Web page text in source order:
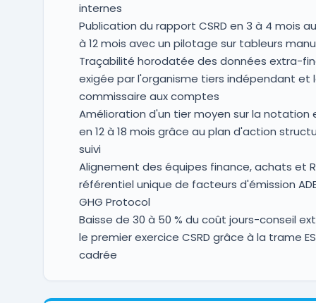
internes
Publication du rapport CSRD en 3 à 4 mois
à 12 mois avec un pilotage sur tableurs
Traçabilité horodatée des données extra-
exigée par l'organisme tiers indépendant et
commissaire aux comptes
Amélioration d'un tier moyen sur la notation
en 12 à 18 mois grâce au plan d'action
suivi
Alignement des équipes finance, achats et
référentiel unique de facteurs d'émission
GHG Protocol
Baisse de 30 à 50 % du coût jours-conseil
le premier exercice CSRD grâce à la trame
cadrée